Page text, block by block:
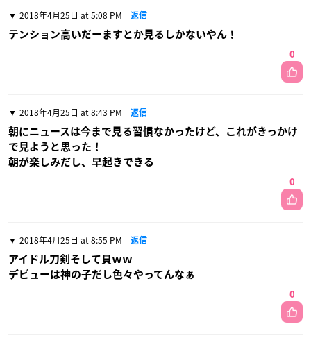
2018年4月25日 at 5:08 PM 返信
テンション高いだーますとか見るしかないやん！
0
2018年4月25日 at 8:43 PM 返信
朝にニュースは今まで見る習慣なかったけど、これがきっかけ
で見ようと思った！
朝が楽しみだし、早起きできる
0
2018年4月25日 at 8:55 PM 返信
アイドル刀剣そして貝ｗｗ
デビューは神の子だし色々やってんなぁ
0